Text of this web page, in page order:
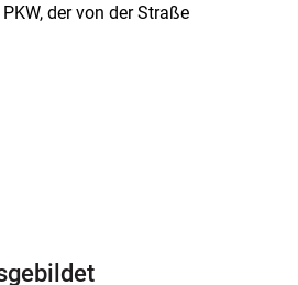
der von der Straße